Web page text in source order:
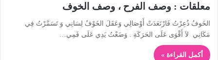
معلقات : وصف الفرح ، وصف الخوف
الخَوفُ ذُعِرْتُ فَارْتَعَدَتْ أَوْصَالِي وَعَقَلَ الخَوْفُ لِسَانِي وَ تَسَمَّرْتُ فِي
مَكَانِي لاَ أَقْوَى عَلَى الحَرَكَةِ . وَضَعْتُ يَدِي عَلَى فَمِي…
أكمل القراءة »